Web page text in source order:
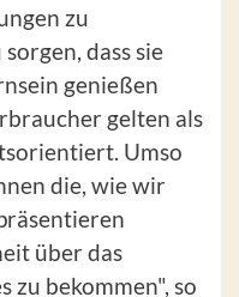
zu
dass sie
genießen
gelten als
Umso
die, wie wir
über das
zu bekommen", so